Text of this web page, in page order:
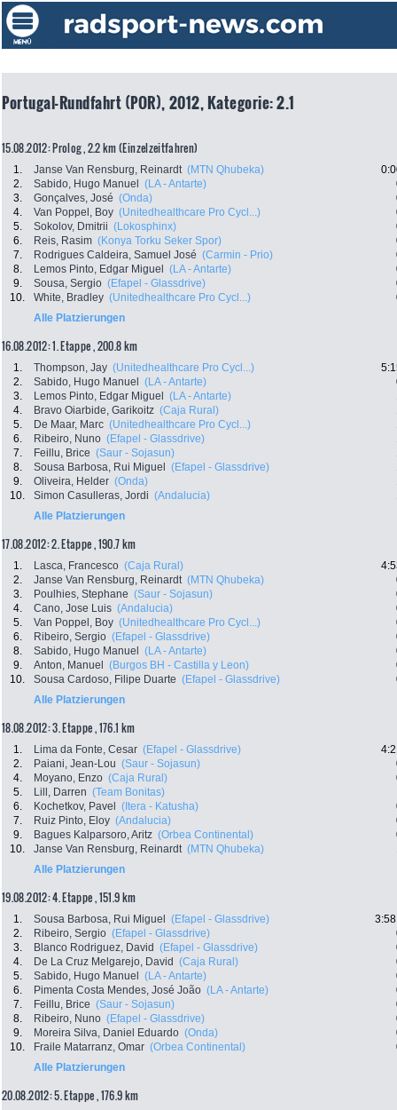
Portugal-Rundfahrt (POR), 2012, Kategorie: 2.1
15.08.2012: Prolog , 2.2 km (Einzelzeitfahren)
1. Janse Van Rensburg, Reinardt (MTN Qhubeka)
2.
Sabido, Hugo Manuel (LA - Antarte)
3.
Gonçalves, José (Onda)
4.
Van Poppel, Boy (Unitedhealthcare Pro Cycl...)
5.
Sokolov, Dmitrii (Lokosphinx)
6.
Reis, Rasim (Konya Torku Seker Spor)
7.
Rodrigues Caldeira, Samuel José (Carmin - Prio)
8.
Lemos Pinto, Edgar Miguel (LA - Antarte)
9.
Sousa, Sergio (Efapel - Glassdrive)
10.
White, Bradley (Unitedhealthcare Pro Cycl...)
Alle Platzierungen
16.08.2012: 1. Etappe , 200.8 km
1. Thompson, Jay (Unitedhealthcare Pro Cycl...)
2.
Sabido, Hugo Manuel (LA - Antarte)
3.
Lemos Pinto, Edgar Miguel (LA - Antarte)
4.
Bravo Oiarbide, Garikoitz (Caja Rural)
5.
De Maar, Marc (Unitedhealthcare Pro Cycl...)
6.
Ribeiro, Nuno (Efapel - Glassdrive)
7.
Feillu, Brice (Saur - Sojasun)
8.
Sousa Barbosa, Rui Miguel (Efapel - Glassdrive)
9.
Oliveira, Helder (Onda)
10.
Simon Casulleras, Jordi (Andalucia)
Alle Platzierungen
17.08.2012: 2. Etappe , 190.7 km
1. Lasca, Francesco (Caja Rural)
2.
Janse Van Rensburg, Reinardt (MTN Qhubeka)
3.
Poulhies, Stephane (Saur - Sojasun)
4.
Cano, Jose Luis (Andalucia)
5.
Van Poppel, Boy (Unitedhealthcare Pro Cycl...)
6.
Ribeiro, Sergio (Efapel - Glassdrive)
8.
Sabido, Hugo Manuel (LA - Antarte)
9.
Anton, Manuel (Burgos BH - Castilla y Leon)
10.
Sousa Cardoso, Filipe Duarte (Efapel - Glassdrive)
Alle Platzierungen
18.08.2012: 3. Etappe , 176.1 km
1. Lima da Fonte, Cesar (Efapel - Glassdrive)
2.
Paiani, Jean-Lou (Saur - Sojasun)
4.
Moyano, Enzo (Caja Rural)
5.
Lill, Darren (Team Bonitas)
6.
Kochetkov, Pavel (Itera - Katusha)
7.
Ruiz Pinto, Eloy (Andalucia)
9.
Bagues Kalparsoro, Aritz (Orbea Continental)
10.
Janse Van Rensburg, Reinardt (MTN Qhubeka)
Alle Platzierungen
19.08.2012: 4. Etappe , 151.9 km
1. Sousa Barbosa, Rui Miguel (Efapel - Glassdrive)
2.
Ribeiro, Sergio (Efapel - Glassdrive)
3.
Blanco Rodriguez, David (Efapel - Glassdrive)
4.
De La Cruz Melgarejo, David (Caja Rural)
5.
Sabido, Hugo Manuel (LA - Antarte)
6.
Pimenta Costa Mendes, José João (LA - Antarte)
7.
Feillu, Brice (Saur - Sojasun)
8.
Ribeiro, Nuno (Efapel - Glassdrive)
9.
Moreira Silva, Daniel Eduardo (Onda)
10.
Fraile Matarranz, Omar (Orbea Continental)
Alle Platzierungen
20.08.2012: 5. Etappe , 176.9 km